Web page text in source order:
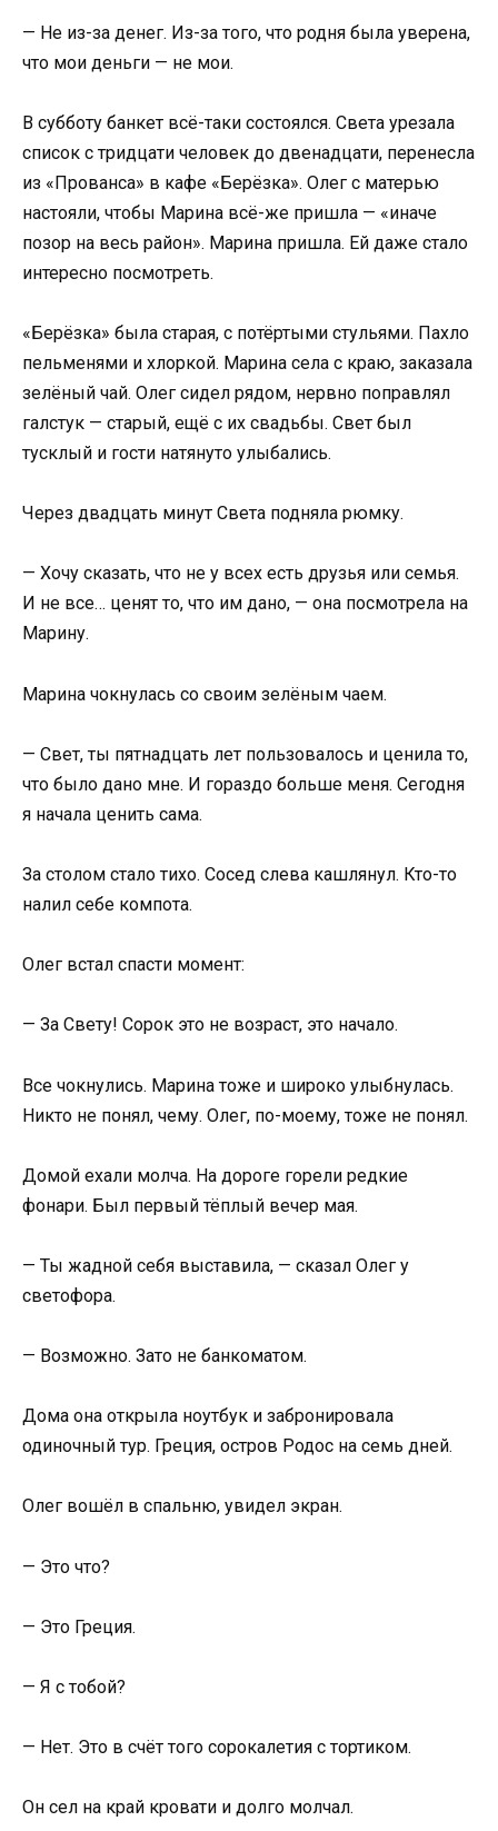
— Не из-за денег. Из-за того, что родня была уверена,
что мои деньги — не мои.
В субботу банкет всё-таки состоялся. Света урезала
список с тридцати человек до двенадцати, перенесла
из «Прованса» в кафе «Берёзка». Олег с матерью
настояли, чтобы Марина всё-же пришла — «иначе
позор на весь район». Марина пришла. Ей даже стало
интересно посмотреть.
«Берёзка» была старая, с потёртыми стульями. Пахло
пельменями и хлоркой. Марина села с краю, заказала
зелёный чай. Олег сидел рядом, нервно поправлял
галстук — старый, ещё с их свадьбы. Свет был
тусклый и гости натянуто улыбались.
Через двадцать минут Света подняла рюмку.
— Хочу сказать, что не у всех есть друзья или семья.
И не все… ценят то, что им дано, — она посмотрела на
Марину.
Марина чокнулась со своим зелёным чаем.
— Свет, ты пятнадцать лет пользовалось и ценила то,
что было дано мне. И гораздо больше меня. Сегодня
я начала ценить сама.
За столом стало тихо. Сосед слева кашлянул. Кто-то
налил себе компота.
Олег встал спасти момент:
— За Свету! Сорок это не возраст, это начало.
Все чокнулись. Марина тоже и широко улыбнулась.
Никто не понял, чему. Олег, по-моему, тоже не понял.
Домой ехали молча. На дороге горели редкие
фонари. Был первый тёплый вечер мая.
— Ты жадной себя выставила, — сказал Олег у
светофора.
— Возможно. Зато не банкоматом.
Дома она открыла ноутбук и забронировала
одиночный тур. Греция, остров Родос на семь дней.
Олег вошёл в спальню, увидел экран.
— Это что?
— Это Греция.
— Я с тобой?
— Нет. Это в счёт того сорокалетия с тортиком.
Он сел на край кровати и долго молчал.